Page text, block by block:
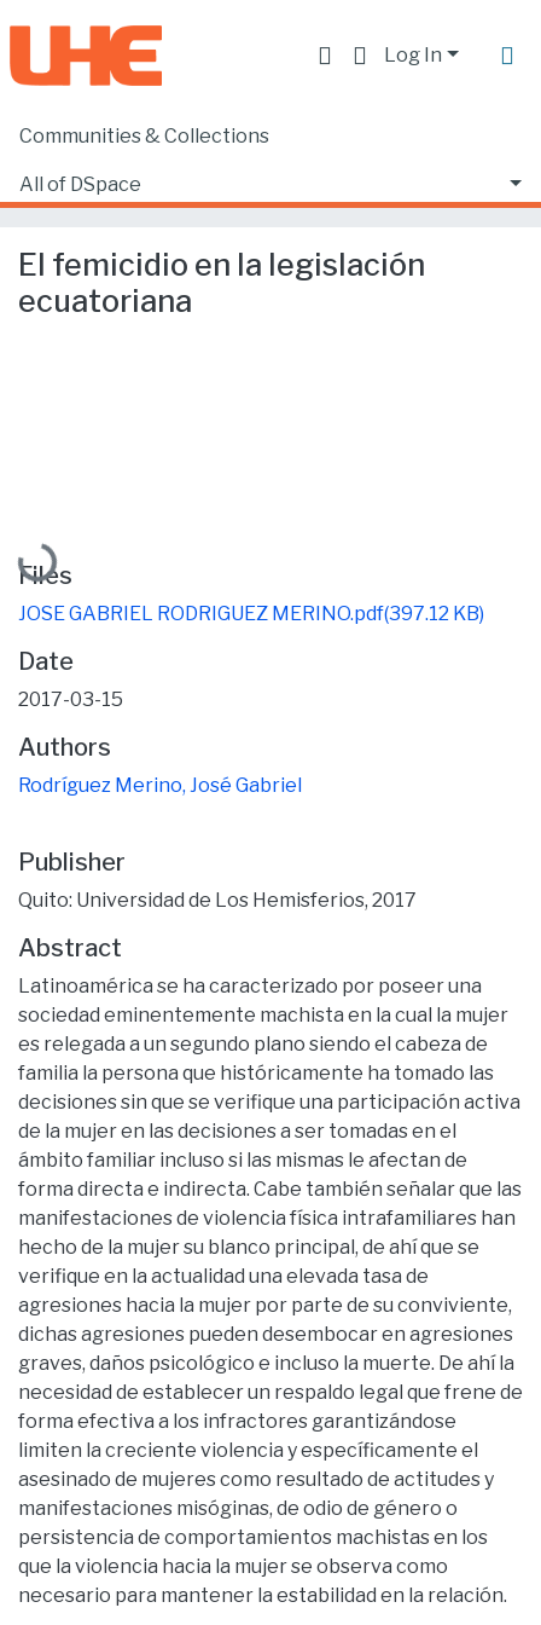
Log In
Communities & Collections
All of DSpace
Home
Facultad de Derecho
El femicidio en la legislación ecuatoriana
El femicidio en la legislación
ecuatoriana
Loading...
Files
JOSE GABRIEL RODRIGUEZ MERINO.pdf(397.12 KB)
Date
2017-03-15
Authors
Rodríguez Merino, José Gabriel
Publisher
Quito: Universidad de Los Hemisferios, 2017
Abstract
Latinoamérica se ha caracterizado por poseer una
sociedad eminentemente machista en la cual la mujer
es relegada a un segundo plano siendo el cabeza de
familia la persona que históricamente ha tomado las
decisiones sin que se verifique una participación activa
de la mujer en las decisiones a ser tomadas en el
ámbito familiar incluso si las mismas le afectan de
forma directa e indirecta. Cabe también señalar que las
manifestaciones de violencia física intrafamiliares han
hecho de la mujer su blanco principal, de ahí que se
verifique en la actualidad una elevada tasa de
agresiones hacia la mujer por parte de su conviviente,
dichas agresiones pueden desembocar en agresiones
graves, daños psicológico e incluso la muerte. De ahí la
necesidad de establecer un respaldo legal que frene de
forma efectiva a los infractores garantizándose
limiten la creciente violencia y específicamente el
asesinado de mujeres como resultado de actitudes y
manifestaciones misóginas, de odio de género o
persistencia de comportamientos machistas en los
que la violencia hacia la mujer se observa como
necesario para mantener la estabilidad en la relación.